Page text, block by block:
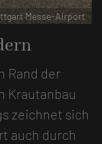
Messe-Airport
Rand der
Krautanbau
zeichnet sich
auch durch